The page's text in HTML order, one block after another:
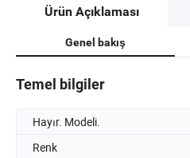
Ürün Açıklaması
Genel bakış
Temel bilgiler
Hayır. Modeli.
Renk